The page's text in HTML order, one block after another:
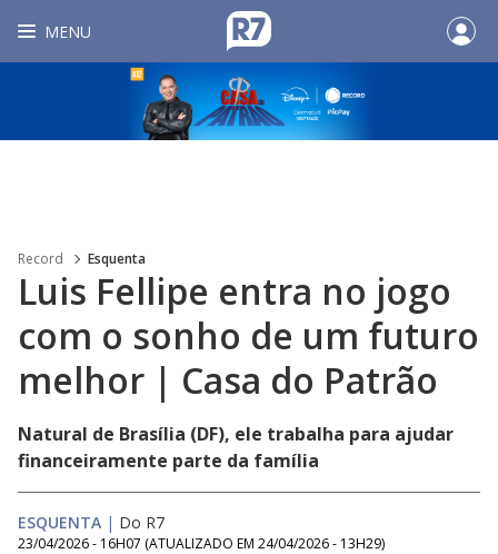
MENU
Record Esquenta
Luis Fellipe entra no jogo
com o sonho de um futuro
melhor | Casa do Patrão
Natural de Brasília (DF), ele trabalha para ajudar
financeiramente parte da família
ESQUENTA | Do R7
23/04/2026 - 16H07 (ATUALIZADO EM 24/04/2026 - 13H29)